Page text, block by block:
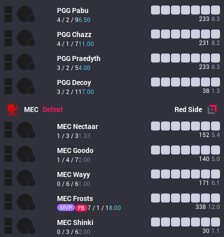
PGG Pabu
4 / 2 / 96.50 233 8.3
PGGChazz
4 / 1 / 711.00 231 8.2
PGG Praedyth
3 / 2 / 54.00 233 8.3
PGG Decoy
3 / 2 / 117.00 38 1.3
MEC Defeat RedSide
MEC Nectaar
1 / 3 / 31.33 152 5.4
MECGoodo
1 / 4 / 72.00 140 5.0
MECWayy
0 / 6 / 61.00 171 6.1
MEC Frosts
MVP FB 7 / 1 / 18.00 338 12.0
MECShinki
0 / 3 / 62.00 30 1.1